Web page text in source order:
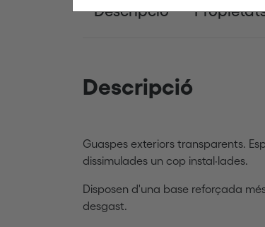
Descripció
Descripció
Guaspes exteriors transparents.
dissimulades un cop instal·lades.
Disposen d'una base reforçada
desgast.